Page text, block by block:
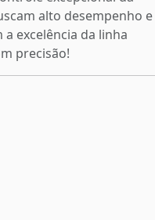
alto desempenho e
excelência da linha
precisão!